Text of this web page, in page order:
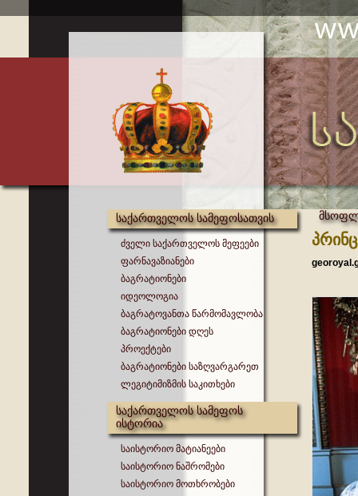
საქართველოს სამეფოსათვის
ძველი საქართველოს მეფეები
ფარნავაზიანები
ბაგრატიონები
იდეოლოგია
ბაგრატოვანთა წარმომავლობა
ბაგრატიონები დღეს
პროექტები
ბაგრატიონები საზღვარგარეთ
ლეგიტიმიზმის საკითხები
საქართველოს სამეფოს
ისტორია
საისტორიო მატიანეები
საისტორიო ნაშრომები
საისტორიო მოთხრობები